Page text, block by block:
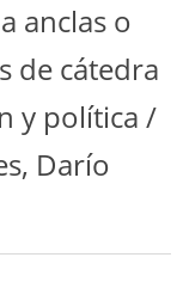
anclas o
de cátedra
y política /
Darío